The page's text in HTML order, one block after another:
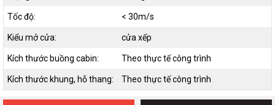
Tốc độ: < 30m/s
Kiểu mở cửa: cửa xếp
Kích thước buồng cabin: Theo thực tế công trình
Kích thước khung, hỗ thang: Theo thực tế công trình